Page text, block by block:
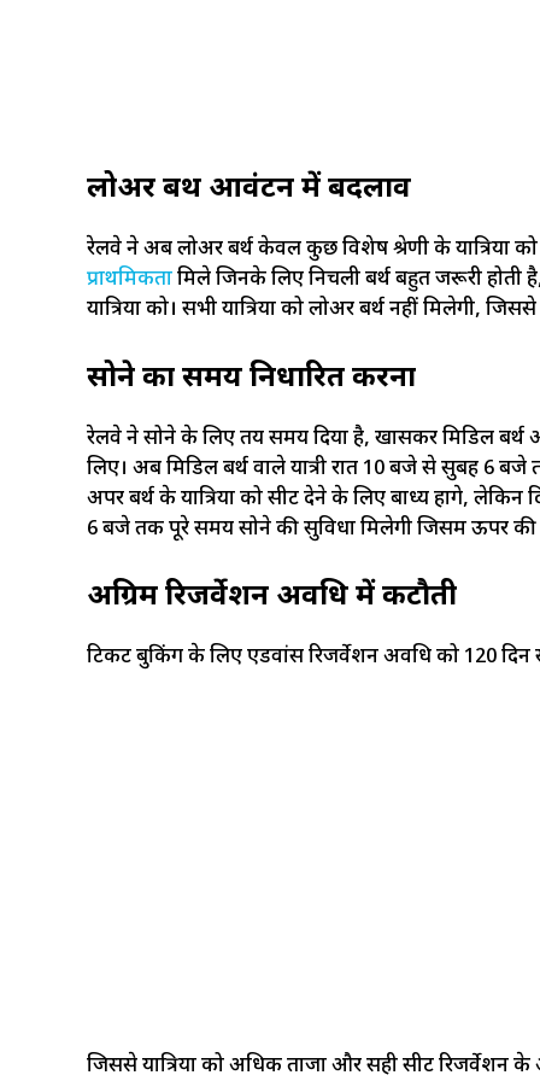
लोअर बर्थ आवंटन में बदलाव
रेलवे ने अब लोअर बर्थ केवल कुछ विशेष श्रेणी के यात्रियों
प्राथमिकतामिले जिनके लिए निचली बर्थ बहुत जरूरी होती
यात्रियों को। सभी यात्रियों को लोअर बर्थ नहीं मिलेगी,
सोने का समय निर्धारित करना
रेलवे ने सोने के लिए तय समय दिया है, खासकर मिडिल बर्थ
लिए। अब मिडिल बर्थ वाले यात्री रात 10 बजे से सुबह 6
अपर बर्थ के यात्रियों को सीट देने के लिए बाध्य होंगे,
6 बजे तक पूरे समय सोने की सुविधा मिलेगी जिसमें ऊपर की
अग्रिम रिजर्वेशन अवधि में कटौती
टिकट बुकिंग के लिए एडवांस रिजर्वेशन अवधि को 120 दिन
जिससे यात्रियों को अधिक ताजा और सही सीट रिजर्वेशन